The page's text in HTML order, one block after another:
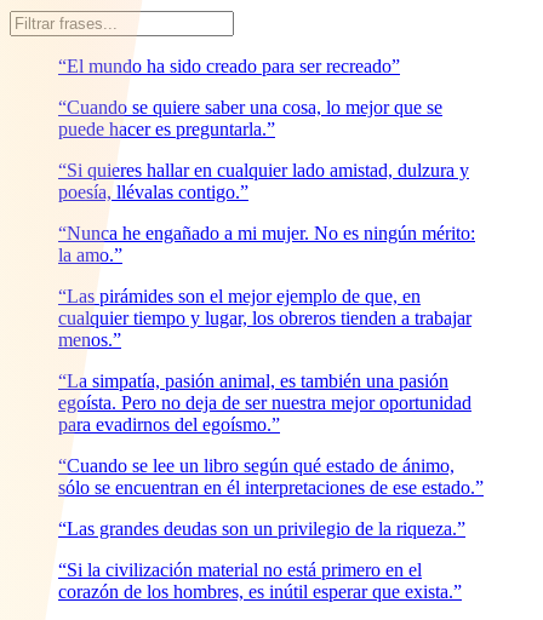
“El mundo ha sido creado para ser recreado”
“Cuando se quiere saber una cosa, lo mejor que se
puede hacer es preguntarla.”
“Si quieres hallar en cualquier lado amistad, dulzura y
poesía, llévalas contigo.”
“Nunca he engañado a mi mujer. No es ningún mérito:
la amo.”
“Las pirámides son el mejor ejemplo de que, en
cualquier tiempo y lugar, los obreros tienden a trabajar
menos.”
“La simpatía, pasión animal, es también una pasión
egoísta. Pero no deja de ser nuestra mejor oportunidad
para evadirnos del egoísmo.”
“Cuando se lee un libro según qué estado de ánimo,
sólo se encuentran en él interpretaciones de ese estado.”
“Las grandes deudas son un privilegio de la riqueza.”
“Si la civilización material no está primero en el
corazón de los hombres, es inútil esperar que exista.”